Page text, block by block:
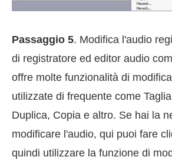
Passaggio 5. Modifica l'audio
di registratore ed editor audio
offre molte funzionalità di
utilizzate di frequente come
Duplica, Copia e altro. Se hai la
modificare l'audio, qui puoi fare
quindi utilizzare la funzione di